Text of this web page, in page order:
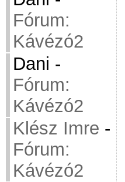
Fórum:
Kávézó2
Dani -
Fórum:
Kávézó2
Klész Imre -
Fórum:
Kávézó2